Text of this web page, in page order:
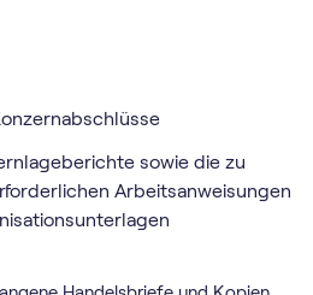
sowie die zu
Arbeitsanweisungen